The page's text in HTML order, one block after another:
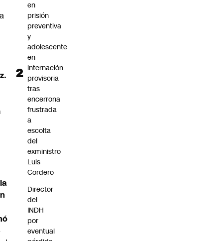
en
prisión
preventiva
y
adolescente
en
internación
provisoria
tras
encerrona
frustrada
a
escolta
del
exministro
Luis
Cordero
Director
del
INDH
por
eventual